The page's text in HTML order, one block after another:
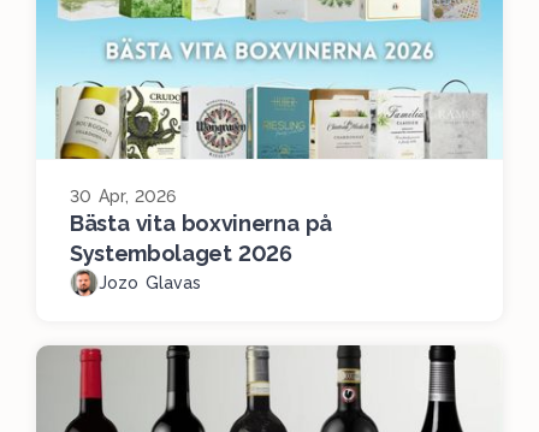
30 Apr, 2026
Bästa vita boxvinerna på
Systembolaget 2026
Jozo Glavas